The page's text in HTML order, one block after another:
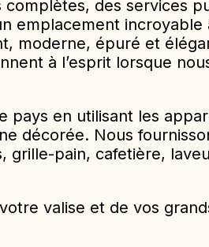
des services
emplacement incroyable
moderne, épuré et
à l’esprit lorsque
pays en utilisant les
décorée. Nous
grille-pain, cafetière,
valise et de vos